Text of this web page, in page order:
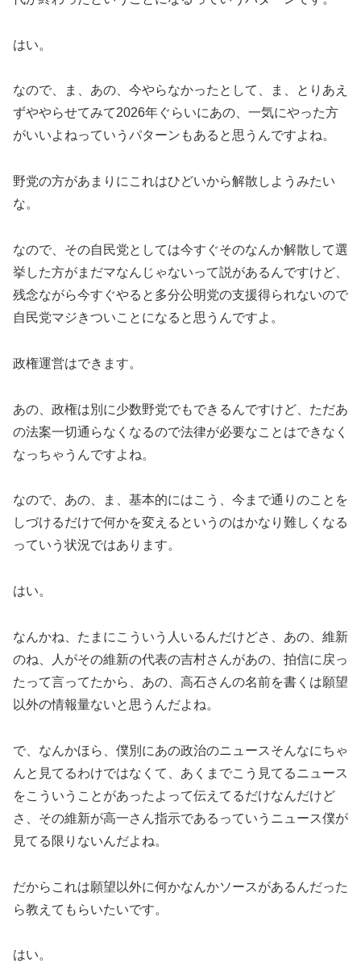
はい。
なので、ま、あの、今やらなかったとして、ま、とりあえ
ずややらせてみて2026年ぐらいにあの、一気にやった方
がいいよねっていうパターンもあると思うんですよね。
野党の方があまりにこれはひどいから解散しようみたい
な。
なので、その自民党としては今すぐそのなんか解散して選
挙した方がまだマなんじゃないって説があるんですけど、
残念ながら今すぐやると多分公明党の支援得られないので
自民党マジきついことになると思うんですよ。
政権運営はできます。
あの、政権は別に少数野党でもできるんですけど、ただあ
の法案一切通らなくなるので法律が必要なことはできなく
なっちゃうんですよね。
なので、あの、ま、基本的にはこう、今まで通りのことを
しづけるだけで何かを変えるというのはかなり難しくなる
っていう状況ではあります。
はい。
なんかね、たまにこういう人いるんだけどさ、あの、維新
のね、人がその維新の代表の吉村さんがあの、拍信に戻っ
たって言ってたから、あの、高石さんの名前を書くは願望
以外の情報量ないと思うんだよね。
で、なんかほら、僕別にあの政治のニュースそんなにちゃ
んと見てるわけではなくて、あくまでこう見てるニュース
をこういうことがあったよって伝えてるだけなんだけど
さ、その維新が高一さん指示であるっていうニュース僕が
見てる限りないんだよね。
だからこれは願望以外に何かなんかソースがあるんだった
ら教えてもらいたいです。
はい。